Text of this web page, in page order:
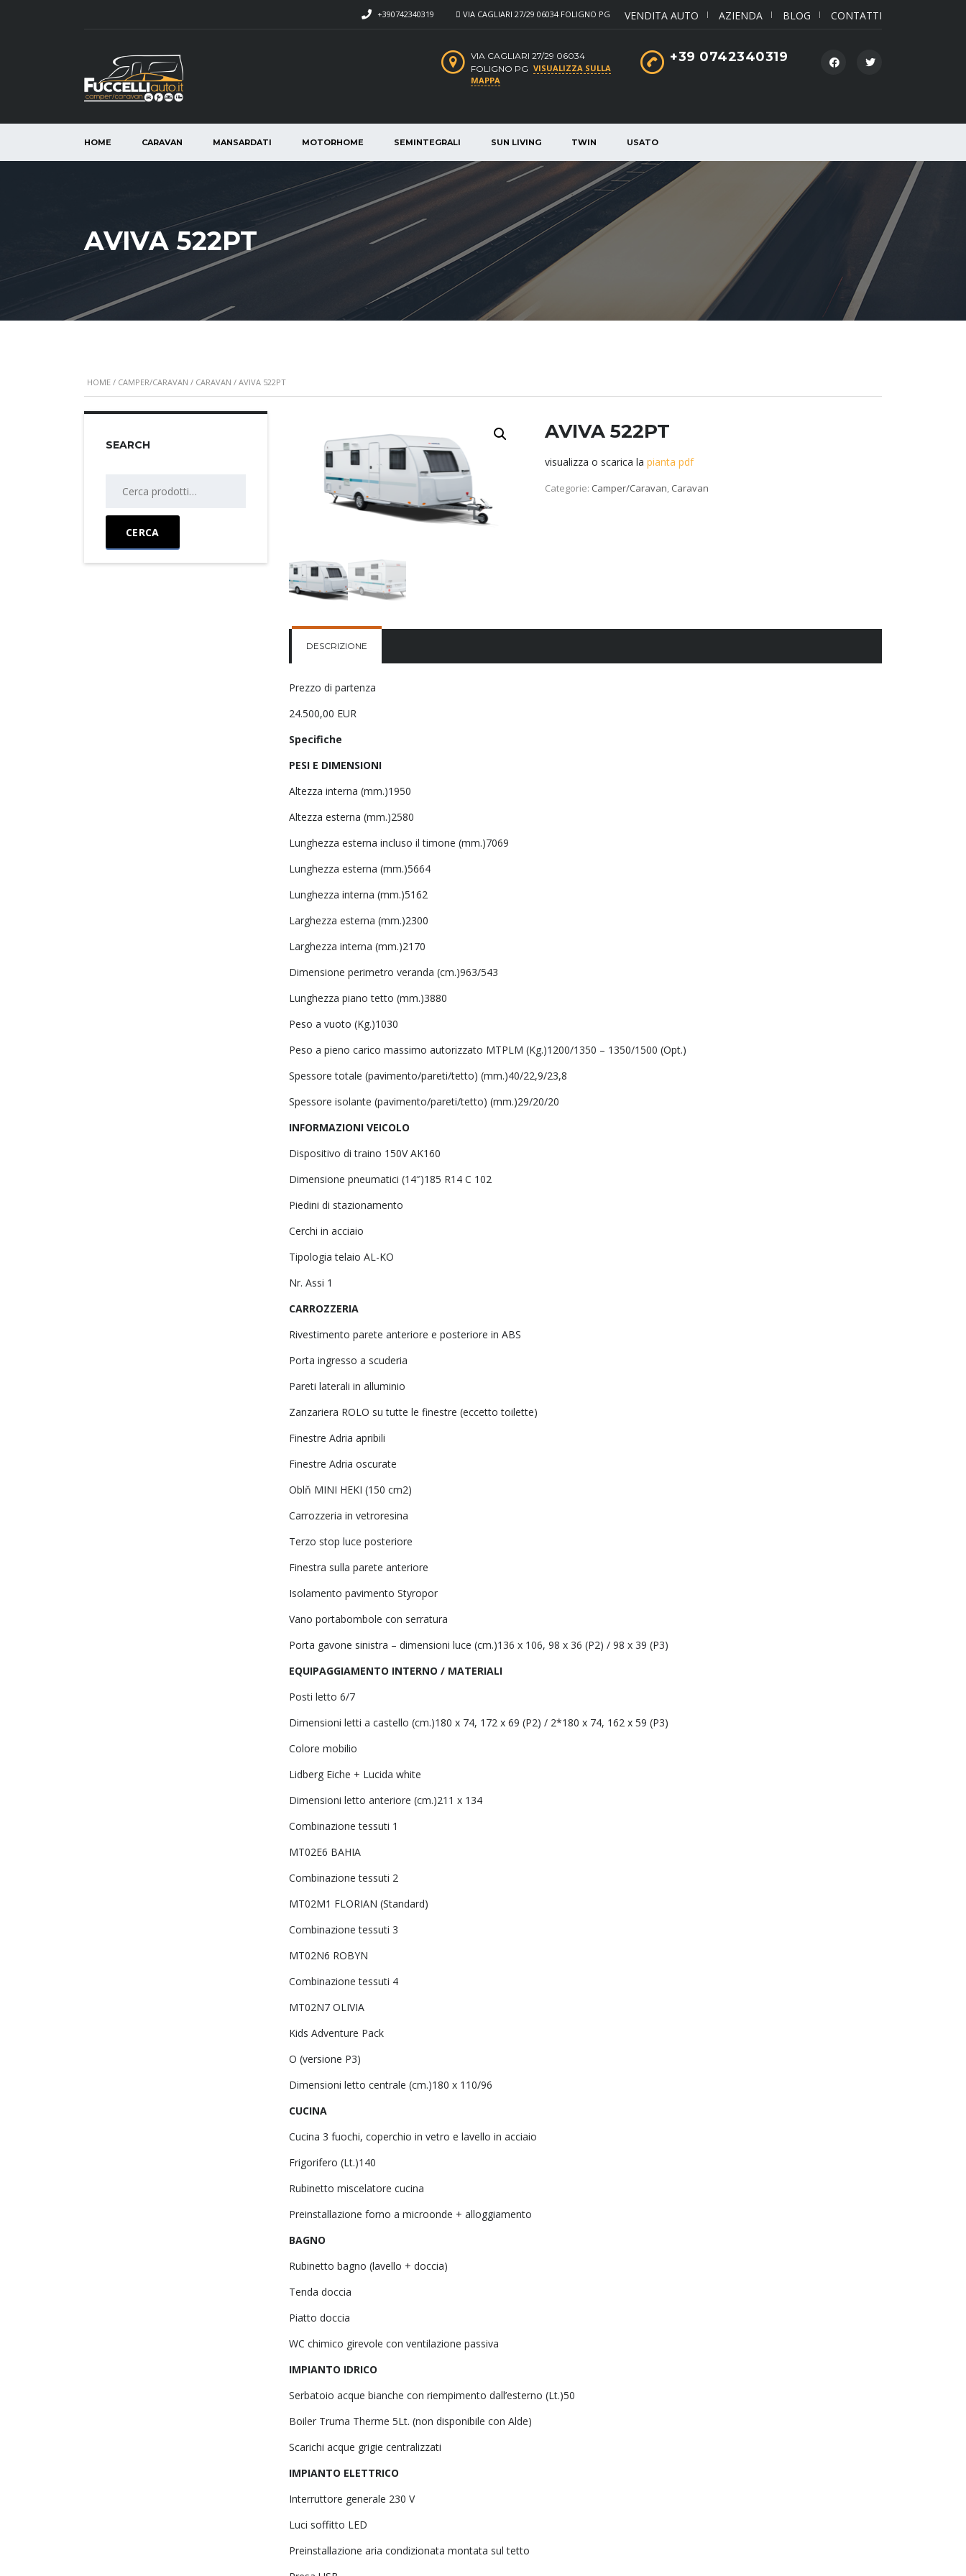
VENDITA AUTO AZIENDA BLOG CONTATTI
VIA CAGLIARI 27/29 06034 FOLIGNO PG
+390742340319
+39 0742340319
VIA CAGLIARI 27/29 06034
FOLIGNO PG VISUALIZZA SULLA
MAPPA
HOME CARAVAN MANSARDATI MOTORHOME SEMINTEGRALI SUN LIVING TWIN USATO
AVIVA 522PT
HOME / CAMPER/CARAVAN / CARAVAN / AVIVA 522PT
AVIVA 522PT
visualizza o scarica lapianta pdf
Categorie: Camper/Caravan, Caravan
DESCRIZIONE
Prezzo di partenza
24.500,00 EUR
Specifiche
PESI E DIMENSIONI
Altezza interna (mm.)1950
Altezza esterna (mm.)2580
Lunghezza esterna incluso il timone (mm.)7069
Lunghezza esterna (mm.)5664
Lunghezza interna (mm.)5162
Larghezza esterna (mm.)2300
Larghezza interna (mm.)2170
Dimensione perimetro veranda (cm.)963/543
Lunghezza piano tetto (mm.)3880
Peso a vuoto (Kg.)1030
Peso a pieno carico massimo autorizzato MTPLM (Kg.)1200/1350 – 1350/1500 (Opt.)
Spessore totale (pavimento/pareti/tetto) (mm.)40/22,9/23,8
Spessore isolante (pavimento/pareti/tetto) (mm.)29/20/20
INFORMAZIONI VEICOLO
Dispositivo di traino 150V AK160
Dimensione pneumatici (14″)185 R14 C 102
Piedini di stazionamento
Cerchi in acciaio
Tipologia telaio AL-KO
Nr. Assi 1
CARROZZERIA
Rivestimento parete anteriore e posteriore in ABS
Porta ingresso a scuderia
Pareti laterali in alluminio
Zanzariera ROLO su tutte le finestre (eccetto toilette)
Finestre Adria apribili
Finestre Adria oscurate
Oblň MINI HEKI (150 cm2)
Carrozzeria in vetroresina
Terzo stop luce posteriore
Finestra sulla parete anteriore
Isolamento pavimento Styropor
Vano portabombole con serratura
Porta gavone sinistra – dimensioni luce (cm.)136 x 106, 98 x 36 (P2) / 98 x 39 (P3)
EQUIPAGGIAMENTO INTERNO / MATERIALI
Posti letto 6/7
Dimensioni letti a castello (cm.)180 x 74, 172 x 69 (P2) / 2*180 x 74, 162 x 59 (P3)
Colore mobilio
Lidberg Eiche + Lucida white
Dimensioni letto anteriore (cm.)211 x 134
Combinazione tessuti 1
MT02E6 BAHIA
Combinazione tessuti 2
MT02M1 FLORIAN (Standard)
Combinazione tessuti 3
MT02N6 ROBYN
Combinazione tessuti 4
MT02N7 OLIVIA
Kids Adventure Pack
O (versione P3)
Dimensioni letto centrale (cm.)180 x 110/96
CUCINA
Cucina 3 fuochi, coperchio in vetro e lavello in acciaio
Frigorifero (Lt.)140
Rubinetto miscelatore cucina
Preinstallazione forno a microonde + alloggiamento
BAGNO
Rubinetto bagno (lavello + doccia)
Tenda doccia
Piatto doccia
WC chimico girevole con ventilazione passiva
IMPIANTO IDRICO
Serbatoio acque bianche con riempimento dall’esterno (Lt.)50
Boiler Truma Therme 5Lt. (non disponibile con Alde)
Scarichi acque grigie centralizzati
IMPIANTO ELETTRICO
Interruttore generale 230 V
Luci soffitto LED
Preinstallazione aria condizionata montata sul tetto
SEARCH
CERCA